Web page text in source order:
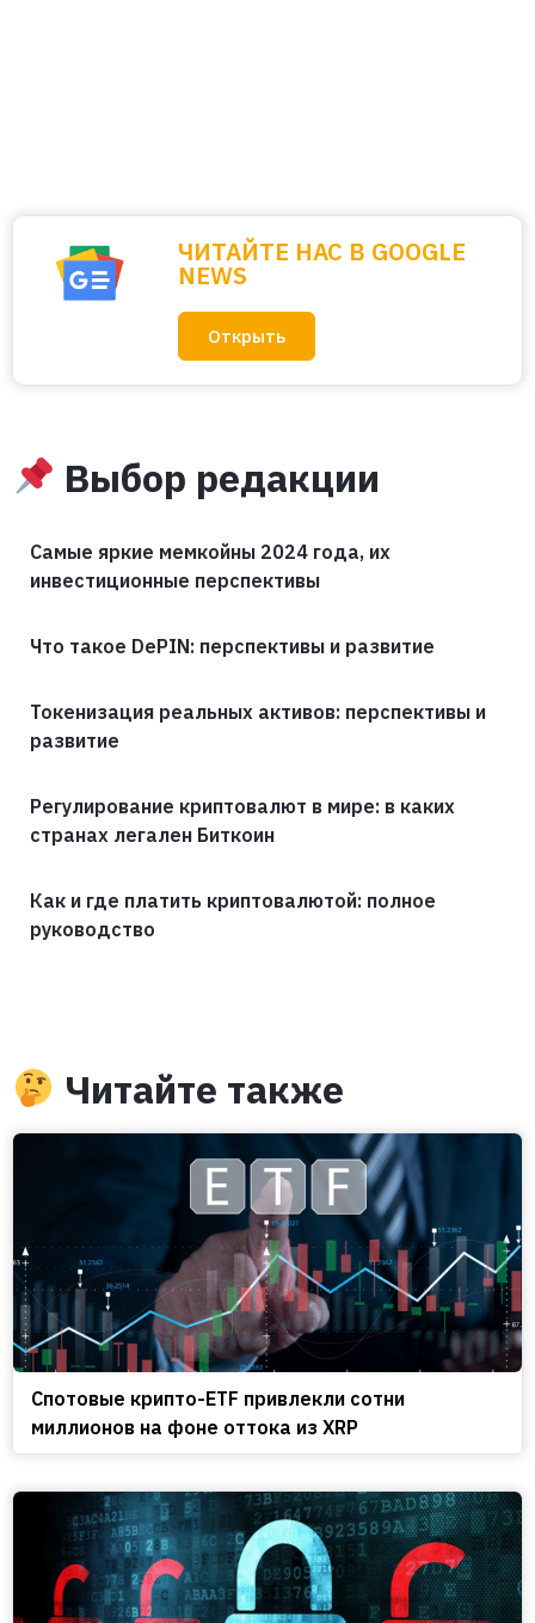
ЧИТАЙТЕ НАС В GOOGLE
NEWS
Открыть
Выбор редакции
Самые яркие мемкойны 2024 года, их
инвестиционные перспективы
Что такое DePIN: перспективы и развитие
Токенизация реальных активов: перспективы и
развитие
Регулирование криптовалют в мире: в каких
странах легален Биткоин
Как и где платить криптовалютой: полное
руководство
Читайте также
Спотовые крипто-ETF привлекли сотни
миллионов на фоне оттока из XRP